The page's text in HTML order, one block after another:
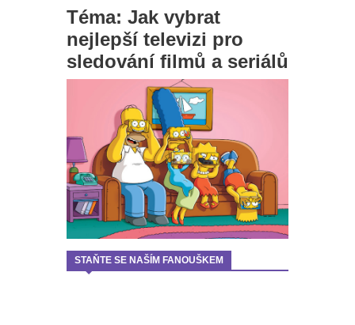
Téma: Jak vybrat
nejlepší televizi pro
sledování filmů a seriálů
STAŇTE SE NAŠÍM FANOUŠKEM